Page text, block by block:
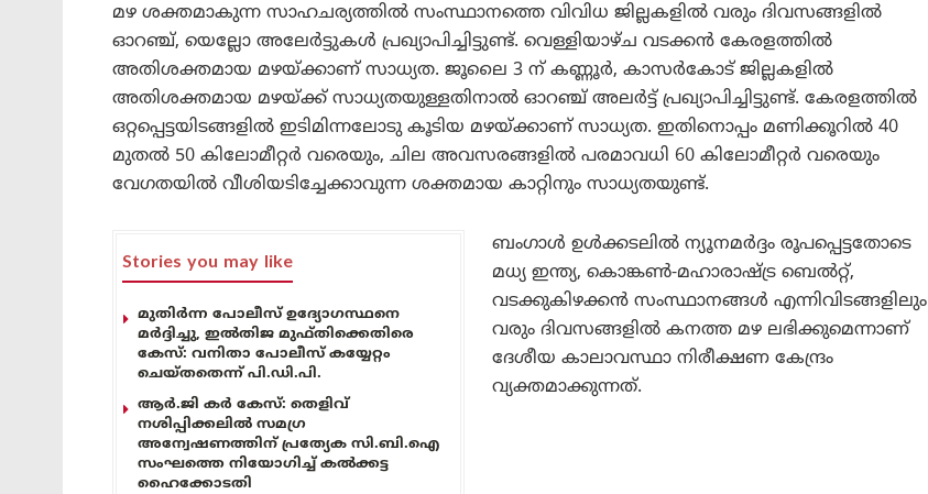
​മഴ ശക്തമാകുന്ന സാഹചര്യത്തിൽ സംസ്ഥാനത്തെ വിവിധ ജില്ലകളിൽ വരും ദിവസങ്ങളിൽ
ഓറഞ്ച്, യെല്ലോ അലേർട്ടുകൾ പ്രഖ്യാപിച്ചിട്ടുണ്ട്. വെള്ളിയാഴ്ച വടക്കൻ കേരളത്തിൽ
അതിശക്തമായ മഴയ്ക്കാണ് സാധ്യത. ജൂലൈ 3 ന് കണ്ണൂർ, കാസർകോട് ജില്ലകളിൽ
അതിശക്തമായ മഴയ്ക്ക് സാധ്യതയുള്ളതിനാൽ ഓറഞ്ച് അലർട്ട് പ്രഖ്യാപിച്ചിട്ടുണ്ട്. കേരളത്തിൽ
ഒറ്റപ്പെട്ടയിടങ്ങളിൽ ഇടിമിന്നലോടു കൂടിയ മഴയ്ക്കാണ് സാധ്യത. ഇതിനൊപ്പം മണിക്കൂറിൽ 40
മുതൽ 50 കിലോമീറ്റർ വരെയും, ചില അവസരങ്ങളിൽ പരമാവധി 60 കിലോമീറ്റർ വരെയും
വേഗതയിൽ വീശിയടിച്ചേക്കാവുന്ന ശക്തമായ കാറ്റിനും സാധ്യതയുണ്ട്.
Stories you may like
മുതിർന്ന പോലീസ് ഉദ്യോഗസ്ഥനെ
മർദ്ദിച്ചു, ഇൽതിജ മുഫ്തിക്കെതിരെ
കേസ്: വനിതാ പോലീസ് കയ്യേറ്റം
ചെയ്തതെന്ന് പി.ഡി.പി.
ആർ.ജി കർ കേസ്: തെളിവ്
നശിപ്പിക്കലിൽ സമഗ്ര
അന്വേഷണത്തിന് പ്രത്യേക സി.ബി.ഐ
സംഘത്തെ നിയോഗിച്ച് കൽക്കട്ട
ഹൈക്കോടതി
​ബംഗാൾ ഉൾക്കടലിൽ ന്യൂനമർദ്ദം രൂപപ്പെട്ടതോടെ
മധ്യ ഇന്ത്യ, കൊങ്കൺ-മഹാരാഷ്ട്ര ബെൽറ്റ്,
വടക്കുകിഴക്കൻ സംസ്ഥാനങ്ങൾ എന്നിവിടങ്ങളിലും
വരും ദിവസങ്ങളിൽ കനത്ത മഴ ലഭിക്കുമെന്നാണ്
ദേശീയ കാലാവസ്ഥാ നിരീക്ഷണ കേന്ദ്രം
വ്യക്തമാക്കുന്നത്.